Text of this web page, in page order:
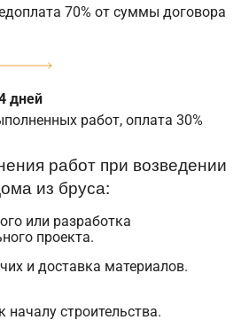
70% от суммы договора
дней
работ, оплата 30%
работ при возведении
из бруса:
или разработка
проекта.
и доставка материалов.
началу строительства.